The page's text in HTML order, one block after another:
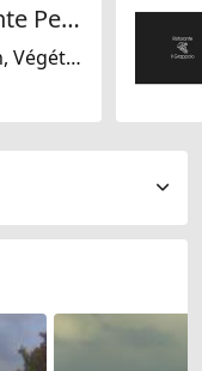
Alegria Restaurante Peruano
Plats bio, Sans gluten, Végétarienne jaïn, Péruvienne